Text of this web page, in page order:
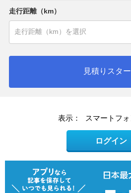
走行距離（km）
見積りスター
表示： スマートフ
ログイン